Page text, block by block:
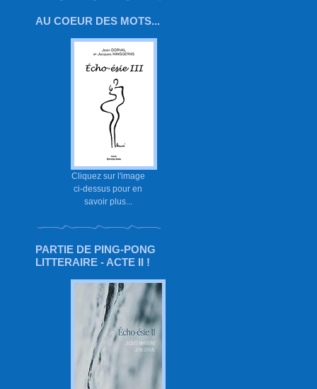
AU COEUR DES MOTS...
Cliquez sur l'image
ci-dessus pour en
savoir plus...
PARTIE DE PING-PONG
LITTERAIRE - ACTE II !